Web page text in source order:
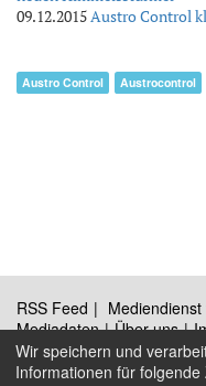
09.12.2015Austro Control
Austro Control Austrocontrol
RSS Feed
Mediadaten
Über uns
Kontakt
Wir speichern und
Informationen für folgende